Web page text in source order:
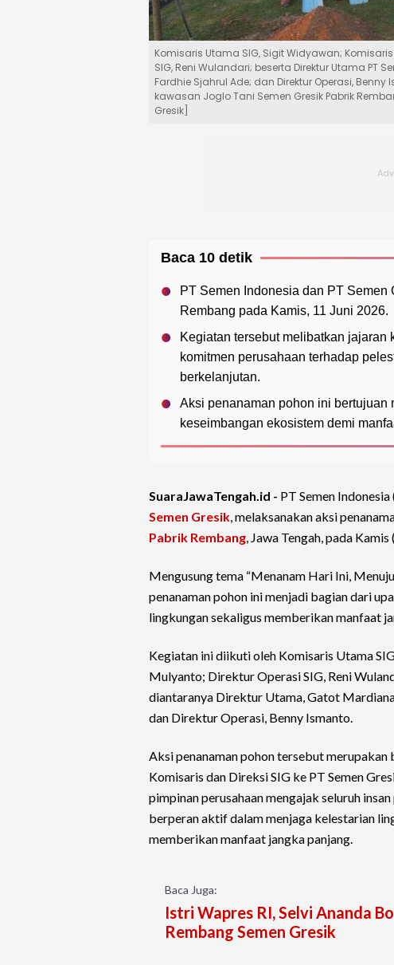
Komisaris Utama SIG, Sigit Widyawan;
SIG, Reni Wulandari; beserta Direktur Utama PT
Fardhie Sjahrul Ade; dan Direktur Operasi,
kawasan Joglo Tani Semen Gresik Pabrik
Gresik]
Baca 10 detik
PT Semen Indonesia dan PT
Rembang pada Kamis, 11 Juni 2026.
Kegiatan tersebut melibatkan
komitmen perusahaan terhadap
berkelanjutan.
Aksi penanaman pohon ini bertujuan
keseimbangan ekosistem demi
SuaraJawaTengah.id - PT Semen
Semen Gresik, melaksanakan aksi
Pabrik Rembang, Jawa Tengah, pada
Mengusung tema “Menanam Hari Ini,
penanaman pohon ini menjadi bagian dari
lingkungan sekaligus memberikan manfaat
Kegiatan ini diikuti oleh Komisaris Utama
Mulyanto; Direktur Operasi SIG, Reni
diantaranya Direktur Utama, Gatot
dan Direktur Operasi, Benny Ismanto.
Aksi penanaman pohon tersebut
Komisaris dan Direksi SIG ke PT Semen
pimpinan perusahaan mengajak seluruh
berperan aktif dalam menjaga kelestarian
memberikan manfaat jangka panjang.
Baca Juga:
Istri Wapres RI, Selvi Ananda
Rembang Semen Gresik